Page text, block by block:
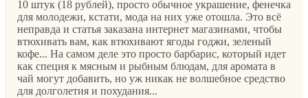
10 штук (18 рублей), просто обычное украшение, фенечка
для молодежи, кстати, мода на них уже отошла. Это всё
неправда и статья заказана интернет магазинами, чтобы
втюхивать вам, как втюхивают ягоды годжи, зеленый
кофе... На самом деле это просто барбарис, который идет
как специя к мясным и рыбным блюдам, для аромата в
чай могут добавить, но уж никак не волшебное средство
для долголетия и похудания...